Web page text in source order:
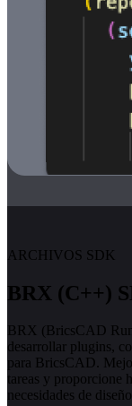
ARCHIVOS SDK
BRX (C++)
BRX (BricsCAD
desarrollar plugins,
para BricsCAD.
tareas y proporcione
necesidades de